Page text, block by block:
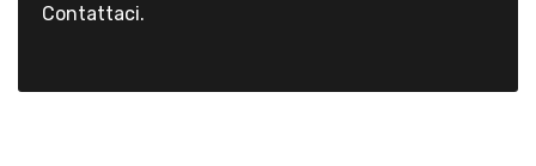
Contattaci.